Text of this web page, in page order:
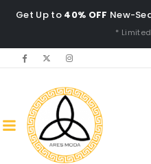
Get Up to 40% OFF New-
*